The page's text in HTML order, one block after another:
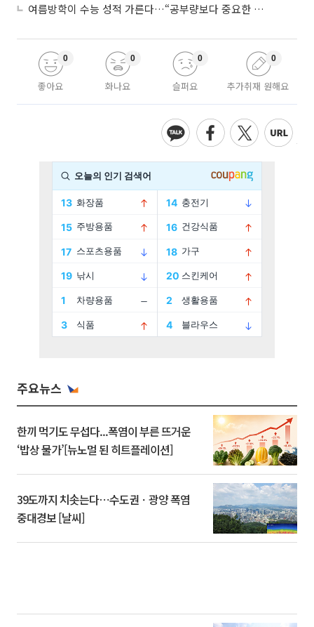
여름방학이 수능 성적 가른다…“공부량보다 중요한 건 방향”
좋아요
0
화나요
0
슬퍼요
0
추가취재 원해요
0
주요뉴스
한끼 먹기도 무섭다...폭염이 부른 뜨거운
‘밥상 물가’[뉴노멀 된 히트플레이션]
39도까지 치솟는다⋯수도권ㆍ광양 폭염
중대경보 [날씨]